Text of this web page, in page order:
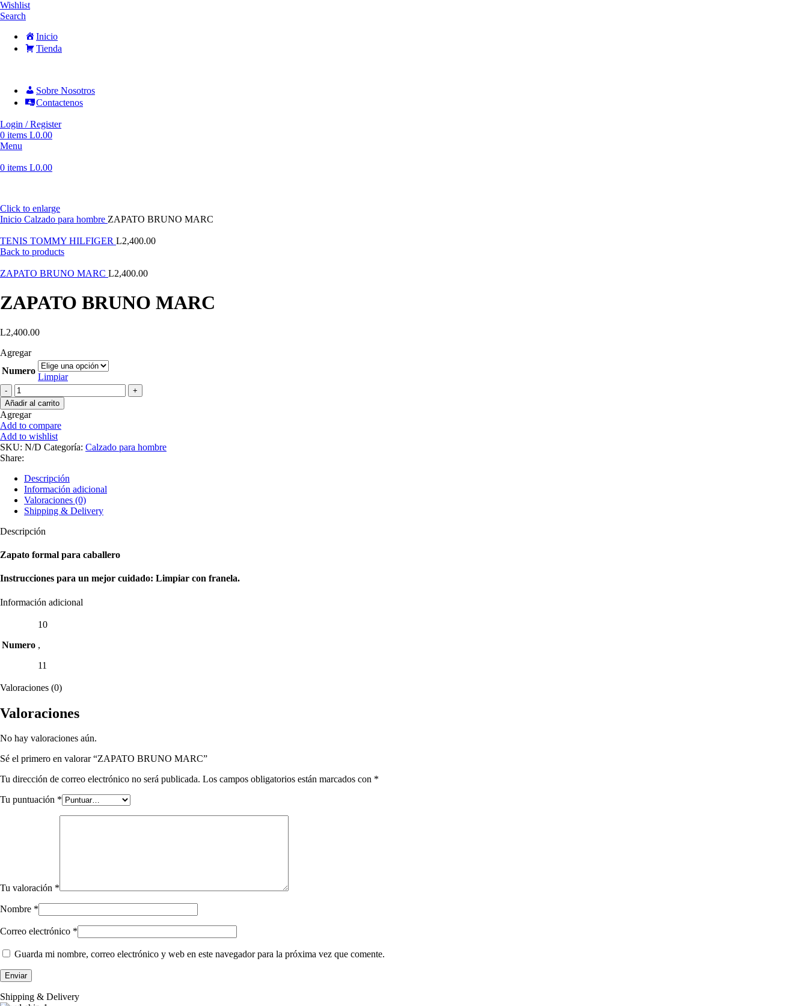
Wishlist
Search
Inicio
Tienda
Sobre Nosotros
Contactenos
Login / Register
0 items L0.00
Menu
0 items L0.00
Click to enlarge
Inicio Calzado para hombre ZAPATO BRUNO MARC
TENIS TOMMY HILFIGER L2,400.00
Back to products
ZAPATO BRUNO MARC L2,400.00
ZAPATO BRUNO MARC
L2,400.00
Agregar
Numero
Limpiar
Añadir al carrito
Agregar
Add to compare
Add to wishlist
SKU: N/D Categoría: Calzado para hombre
Share:
Descripción
Información adicional
Valoraciones (0)
Shipping & Delivery
Descripción
Zapato formal para caballero
Instrucciones para un mejor cuidado: Limpiar con franela.
Información adicional
Numero
10
,
11
Valoraciones (0)
Valoraciones
No hay valoraciones aún.
Sé el primero en valorar “ZAPATO BRUNO MARC”
Tu dirección de correo electrónico no será publicada. Los campos obligatorios están marcados con *
Tu puntuación *
Tu valoración *
Nombre *
Correo electrónico *
Guarda mi nombre, correo electrónico y web en este navegador para la próxima vez que comente.
Shipping & Delivery